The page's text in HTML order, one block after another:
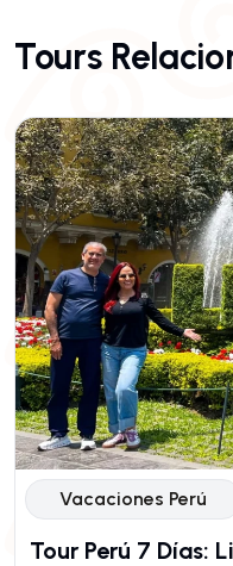
Tours
Vacaciones Perú
Tour Perú 7 Días: